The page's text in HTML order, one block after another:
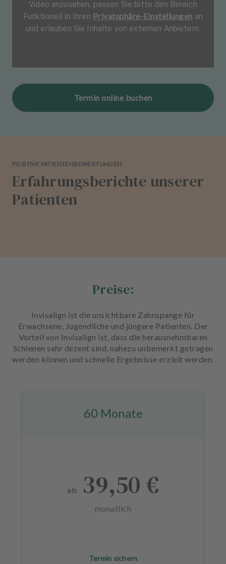
Termin online buchen
Video anzusehen, passen Sie bitte den Bereich
Funktionell in Ihren Privatsphäre-Einstellungen an
und erlauben Sie Inhalte von externen Anbietern.
POSITIVE PATIENTENBEWERTUNGEN
Erfahrungsberichte unserer
Patienten
Preise:
Invisalign ist die unsichtbare Zahnspange für
Erwachsene, Jugendliche und jüngere Patienten. Der
Vorteil von Invisalign ist, dass die herausnehmbaren
Schienen sehr dezent sind, nahezu unbemerkt getragen
werden können und schnelle Ergebnisse erzielt werden.
60 Monate
ab 39,50 €
monatlich
Termin sichern